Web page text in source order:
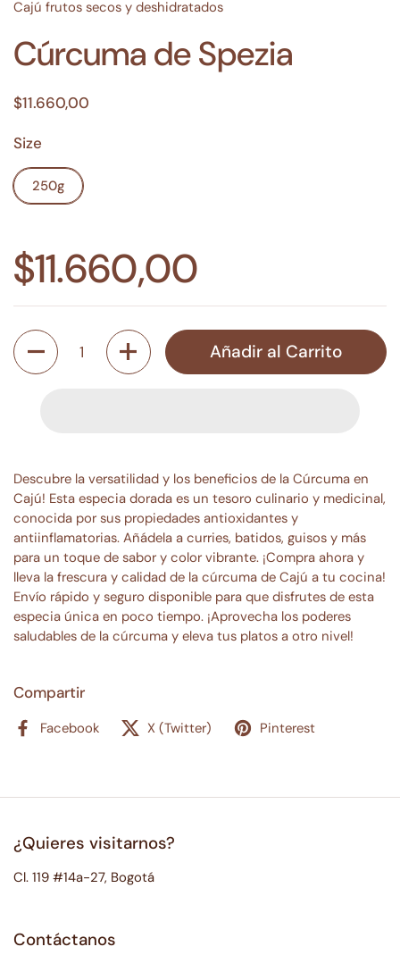
Cajú frutos secos y deshidratados
Cúrcuma de Spezia
$11.660,00
Size
250g
$11.660,00
Cantidad
Añadir al Carrito
Descubre la versatilidad y los beneficios de la Cúrcuma en
Cajú! Esta especia dorada es un tesoro culinario y medicinal,
conocida por sus propiedades antioxidantes y
antiinflamatorias. Añádela a curries, batidos, guisos y más
para un toque de sabor y color vibrante. ¡Compra ahora y
lleva la frescura y calidad de la cúrcuma de Cajú a tu cocina!
Envío rápido y seguro disponible para que disfrutes de esta
especia única en poco tiempo. ¡Aprovecha los poderes
saludables de la cúrcuma y eleva tus platos a otro nivel!
Compartir
Facebook X (Twitter) Pinterest
¿Quieres visitarnos?
Cl. 119 #14a-27, Bogotá
Contáctanos